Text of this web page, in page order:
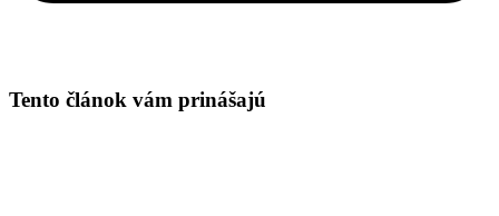
Tento článok vám prinášajú